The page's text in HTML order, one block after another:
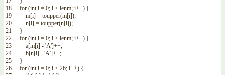
18
19
20
21
22
23
24
25
26
for (int i = 0; i < lenm; i++) {
m[i] = toupper(m[i]);
n[i] = toupper(n[i]);
}
for (int i = 0; i < lenm; i++) {
a[m[i] - 'A']++;
b[n[i] - 'A']++;
}
for (int i = 0; i < 26; i++) {